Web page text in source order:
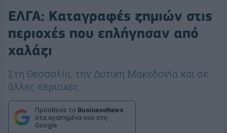
ΕΛΓΑ: Καταγραφές ζημιών στις
περιοχές που επλήγησαν από
χαλάζι
Στη Θεσσαλία, την Δυτική Μακεδονία και σε
άλλες περιοχές.
Πρόσθεσε το BusinessNews
στα αγαπημένα σου στη
Google